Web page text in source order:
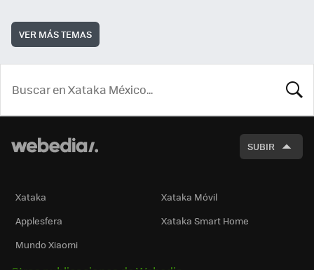
VER MÁS TEMAS
SUBIR
Xataka
Xataka Móvil
Applesfera
Xataka Smart Home
Mundo Xiaomi